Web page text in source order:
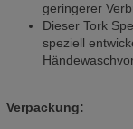
geringerer
Dieser Tork
speziell
Verpackung: